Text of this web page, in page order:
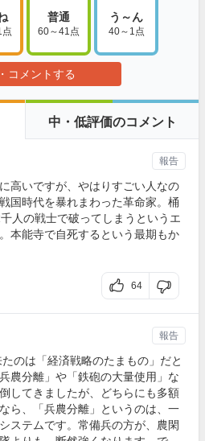
普通
60～41点
う～ん
40～1点
コメントする
中・低評価のコメント
高いですが、やはりすごい人なの
国時代を暴れまわった革命家。桶
人の戦士で破ってしまうというエ
本能寺で自死するという最期もか
64
報告
のは「経済戦略のたまもの」だと
農分離」や「鉄砲の大量使用」な
してきましたが、どちらにも多額
ら、「兵農分離」というのは、一
ステムです。常備兵の方が、農閑
報告